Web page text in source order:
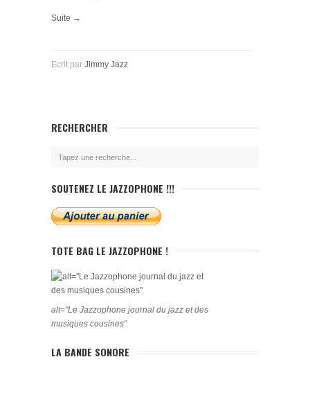
Suite →
Ecrit par Jimmy Jazz
RECHERCHER
SOUTENEZ LE JAZZOPHONE !!!
TOTE BAG LE JAZZOPHONE !
alt="Le Jazzophone journal du jazz et des
musiques cousines"
LA BANDE SONORE